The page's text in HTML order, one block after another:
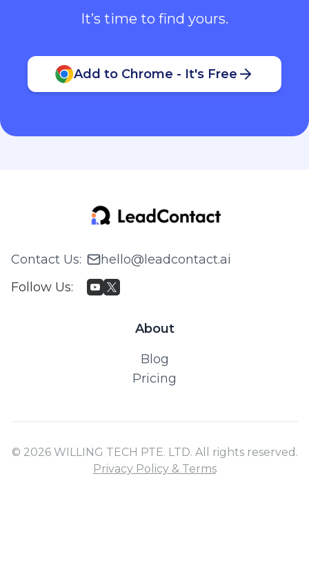
It’s time to find yours.
Add to Chrome - It's Free
Contact Us:
hello@leadcontact.ai
Follow Us:
About
Blog
Pricing
© 2026 WILLING TECH PTE. LTD. All rights reserved.
Privacy Policy & Terms